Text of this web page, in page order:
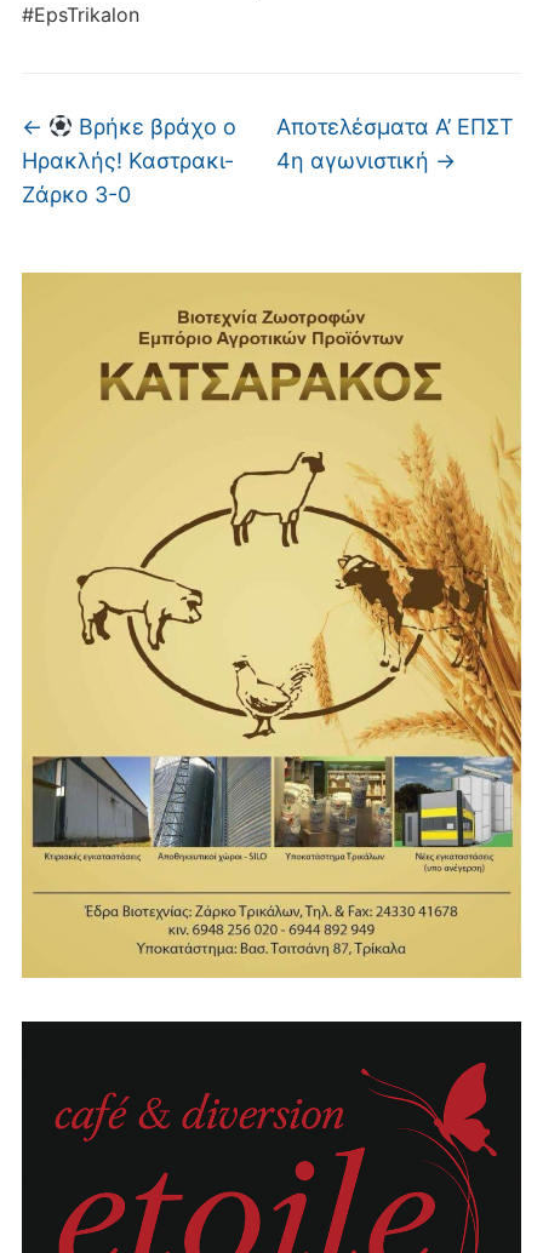
#EpsTrikalon
←
Βρήκε βράχο ο
Ηρακλής! Καστρακι-
Ζάρκο 3-0
Αποτελέσματα Α’ ΕΠΣΤ
4η αγωνιστική →